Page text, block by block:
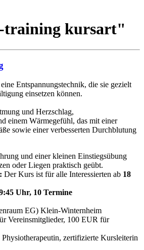
training kursart"
Entspannungstechnik, die sie gezielt
einsetzen können.
und Herzschlag,
einem Wärmegefühl, das mit einer
sowie einer verbesserten Durchblutung
und einer kleinen Einstiegsübung
oder Liegen praktisch geübt.
Der Kurs ist für alle Interessierten ab 18
Uhr, 10 Termine
EG) Klein-Winternheim
Vereinsmitglieder, 100 EUR für
Physiotherapeutin, zertifizierte Kursleiterin